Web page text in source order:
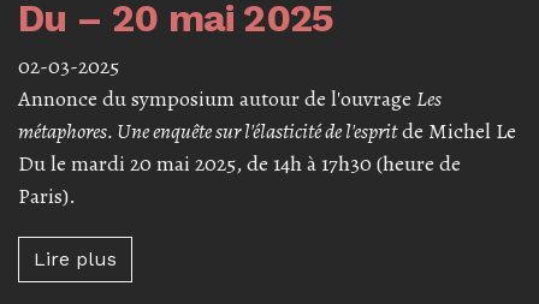
Du – 20 mai 2025
02-03-2025
Annonce du symposium autour de l'ouvrage Les
métaphores. Une enquête sur l'élasticité de l'espritde Michel Le
Du le mardi 20 mai 2025, de 14h à 17h30 (heure de
Paris).
Lire plus